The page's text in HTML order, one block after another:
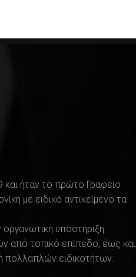
και ήταν το πρώτο Γραφείο
με ειδικό αντικείμενο τα
υποστήριξη
από τοπικό επίπεδο, έως και
πολλαπλών ειδικοτήτων.